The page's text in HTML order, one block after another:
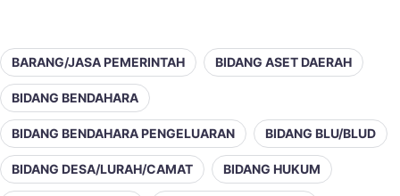
BARANG/JASA PEMERINTAH BIDANG ASET DAERAH
BIDANG BENDAHARA
BIDANG BENDAHARA PENGELUARAN BIDANG BLU/BLUD
BIDANG DESA/LURAH/CAMAT BIDANG HUKUM